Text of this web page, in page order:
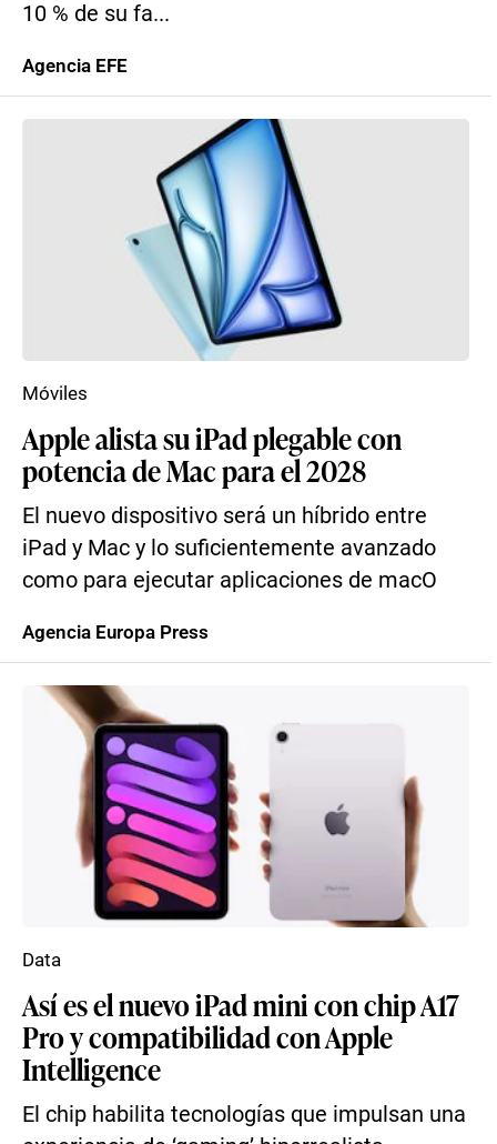
10 % de su fa...
Agencia EFE
Apple alista su iPad plegable con
potencia de Mac para el 2028
El nuevo dispositivo será un híbrido entre
iPad y Mac y lo suficientemente avanzado
como para ejecutar aplicaciones de macO
Móviles
Agencia Europa Press
Así es el nuevo iPad mini con chip A17
Pro y compatibilidad con Apple
Intelligence
El chip habilita tecnologías que impulsan una
Data